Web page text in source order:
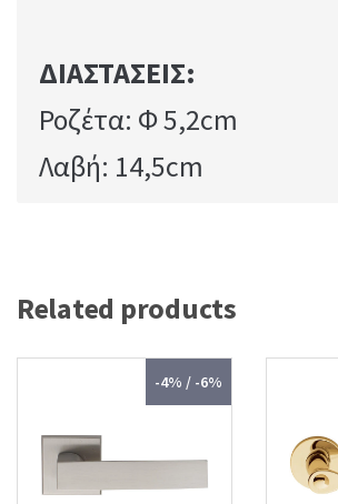
ΔΙΑΣΤΑΣΕΙΣ:
Ροζέτα: Φ 5,2cm
Λαβή: 14,5cm
Related products
-4% / -6%